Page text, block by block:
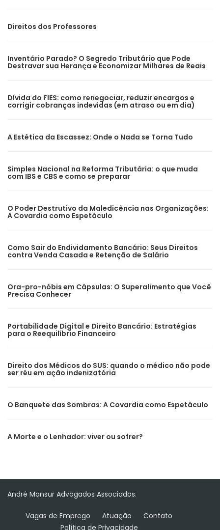
Direitos dos Professores
Inventário Parado? O Segredo Tributário que Pode
Destravar sua Herança e Economizar Milhares de Reais
Dívida do FIES: como renegociar, reduzir encargos e
corrigir cobranças indevidas (em atraso ou em dia)
A Estética da Escassez: Onde o Nada se Torna Tudo
Simples Nacional na Reforma Tributária: o que muda
com IBS e CBS e como se preparar
O Poder Destrutivo da Maledicência nas Organizações:
A Covardia como Espetáculo
Como Sair do Endividamento Bancário: Seus Direitos
contra Venda Casada e Retenção de Salário
Ora-pro-nóbis em Cápsulas: O Superalimento que Você
Precisa Conhecer
Portabilidade Digital e Direito Bancário: Estratégias
para o Reequilíbrio Financeiro
Direito dos Médicos do SUS: quando o médico não pode
ser réu em ação indenizatória
O Banquete das Sombras: A Covardia como Espetáculo
A Morte e o Lenhador: viver ou sofrer?
André Mansur Advogados Associados.
Vagas de Emprego Atuação
Contato
Política de Privacidade